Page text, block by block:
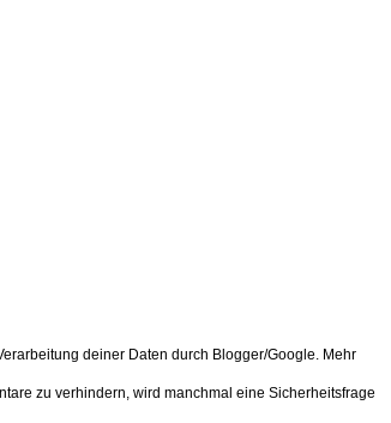
deiner Daten durch Blogger/Google. Mehr
zu verhindern, wird manchmal eine Sicherheitsfrage